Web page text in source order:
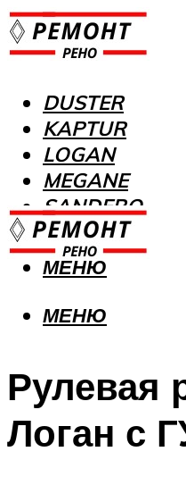
DUSTER
KAPTUR
LOGAN
MEGANE
SANDERO
МЕНЮ
МЕНЮ
Рулевая
Логан с